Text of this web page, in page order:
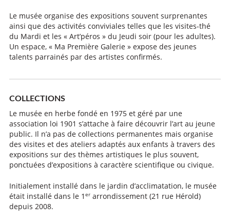
Le musée organise des expositions souvent surprenantes
ainsi que des activités conviviales telles que les visites-thé
du Mardi et les « Art’péros » du Jeudi soir (pour les adultes).
Un espace, « Ma Première Galerie » expose des jeunes
talents parrainés par des artistes confirmés.
COLLECTIONS
Le musée en herbe fondé en 1975 et géré par une
association loi 1901 s’attache à faire découvrir l’art au jeune
public. Il n’a pas de collections permanentes mais organise
des visites et des ateliers adaptés aux enfants à travers des
expositions sur des thèmes artistiques le plus souvent,
ponctuées d’expositions à caractère scientifique ou civique.
Initialement installé dans le jardin d’acclimatation, le musée
était installé dans le 1 er arrondissement (21 rue Hérold)
depuis 2008.